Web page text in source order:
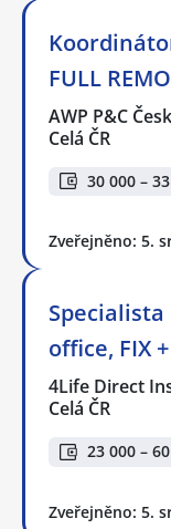
FULL
AWP P&C
Celá ČR
30 000 –
Zveřejněno: 5.
office, FIX
4Life Direct
Celá ČR
23 000 –
Zveřejněno: 5.